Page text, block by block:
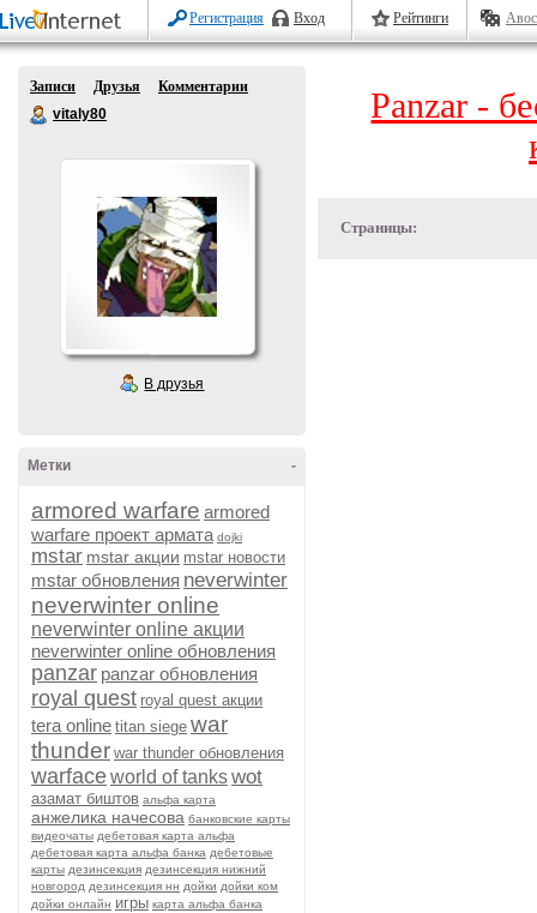
Регистрация Вход Рейтинги
Записи Друзья
Комментарии
vitaly80
В друзья
-
Метки
armored warfare armored
warfare проект армата dojki
mstar mstar акции mstar новости
mstar обновления neverwinter
neverwinter online
neverwinter online акции
neverwinter online обновления
panzar panzar обновления
royal quest royal quest акции
tera online titan siege war
thunder war thunder обновления
warfaceworld of tankswot
азамат биштов альфа карта
анжелика начесова банковские карты
видеочаты дебетовая карта альфа
дебетовая карта альфа банка дебетовые
карты дезинсекция дезинсекция нижний
новгород дезинсекция нн дойки дойки ком
дойки онлайн игры карта альфа банка
Panzar -
Страницы: